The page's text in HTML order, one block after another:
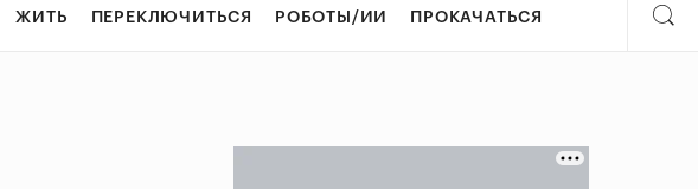
ЖИТЬ ПЕРЕКЛЮЧИТЬСЯ РОБОТЫ/ИИ ПРОКАЧАТЬСЯ